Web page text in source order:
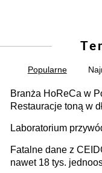
Popularne
Branża HoReCa w
Restauracje toną w
Laboratorium
Fatalne dane z
nawet 18 tys.